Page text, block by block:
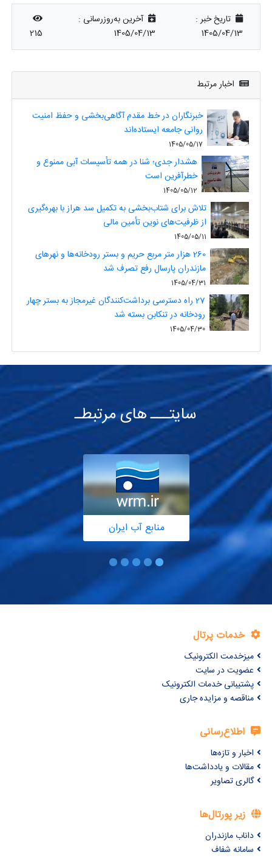
تاریخ خبر :
1405/04/13
آخرین به‌روزرسانی :
1405/04/13
215
اخبار مرتبط
خبرنگاران در خط مقدم آگاهی‌بخشی و حفظ امنیت
روانی جامعه ایستاده‌اند
1405/05/17
هشدار جدی؛ شنا در همه تأسیسات آبی ممنوع و
خطرآفرین است
1405/05/12
تلاش برای شتاب‌بخشی به تکمیل سد هراز با بهره‌گیری
از ظرفیت‌های نوین تأمین مالی
1405/05/11
260 هزار متر مربع حریم و بستر رودخانه‌ها و نهرهای
مازندران پارسال رفع تصرف شد
1405/04/31
27 راه دسترسی برداشت‌کنندگان غیرمجاز به بستر چهار
رودخانه در تنکابن بسته شد
1405/04/30
سایتـــ های مرتبطـ
منابع آب ایران
خدمات پرتال
میزخدمت الکترونیک
عضویت در سایت
پشتیبانی خدمات الکترونیک
مناقصه و مزایده جاری
اطلاع‌رسانی
اخبار و تازه‌ها
مقالات و یادداشت‌ها
گالری تصاویر
زیر پورتال‌ها
داناب مازندران
سامانه شفاف